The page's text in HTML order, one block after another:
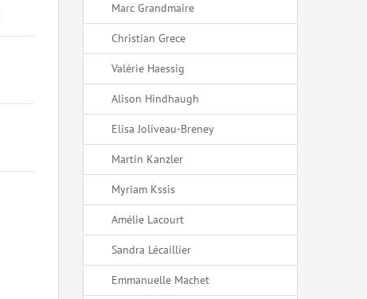
Marc Grandmaire
Christian Grece
Valérie Haessig
Alison Hindhaugh
Elisa Joliveau-Breney
Martin Kanzler
Myriam Kssis
Amélie Lacourt
Sandra Lécaillier
Emmanuelle Machet